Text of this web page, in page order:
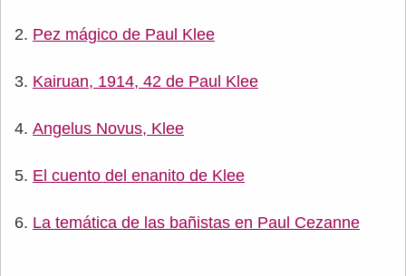
Pez mágico de Paul Klee
Kairuan, 1914, 42 de Paul Klee
Angelus Novus, Klee
El cuento del enanito de Klee
La temática de las bañistas en Paul Cezanne